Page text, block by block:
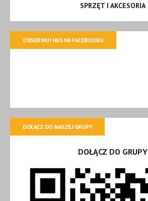
SPRZĘT I AKCESORIA
OBSERWUJ NAS NA FACEBOOKU
DOŁĄCZ DO NASZEJ GRUPY
DOŁĄCZ DO GRUPY